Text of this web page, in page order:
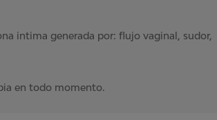
intima generada por: flujo vaginal, sudor,
en todo momento.